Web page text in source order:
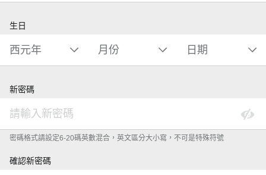
生日
新密碼
密碼格式請設定6-20碼英數混合，英文區分大小寫，不可是特殊符號
確認新密碼